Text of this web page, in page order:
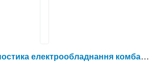
Ремонт та діагностика електрообладнання комбайнів та тракторів Claas та John Deere